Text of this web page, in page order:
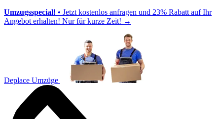
Umzugsspecial! • Jetzt kostenlos anfragen und 23% Rabatt auf Ihr
Angebot erhalten! Nur für kurze Zeit! →
Deplace Umzüge